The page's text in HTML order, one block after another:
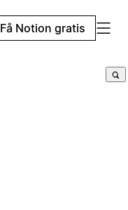
Få Notion gratis